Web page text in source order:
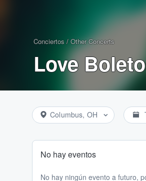
Conciertos / Other Concerts
Love
Columbus, OH
No hay eventos
No hay ningún evento a futuro,